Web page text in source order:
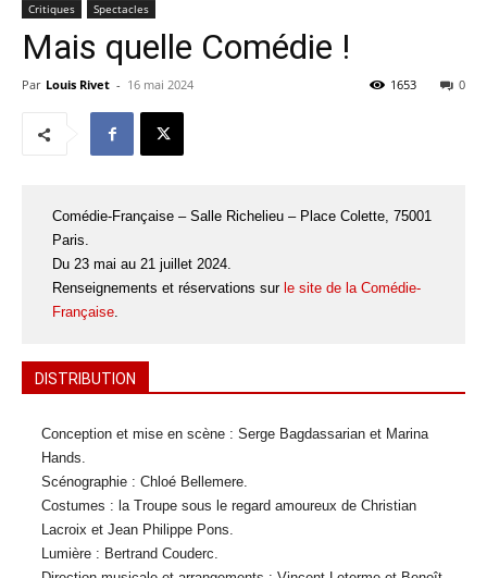
Critiques Spectacles
Mais quelle Comédie !
Par Louis Rivet - 16 mai 2024 0
1653
Comédie-Française – Salle Richelieu – Place Colette, 75001
Paris.
Du 23 mai au 21 juillet 2024.
Renseignements et réservations sur le site de la Comédie-
Française.
DISTRIBUTION
Conception et mise en scène : Serge Bagdassarian et Marina
Hands.
Scénographie : Chloé Bellemere.
Costumes : la Troupe sous le regard amoureux de Christian
Lacroix et Jean Philippe Pons.
Lumière : Bertrand Couderc.